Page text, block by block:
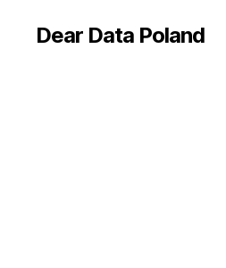
Dear Data Poland